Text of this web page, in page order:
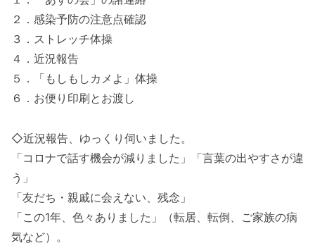
２．感染予防の注意点確認
３．ストレッチ体操
４．近況報告
５．「もしもしカメよ」体操
６．お便り印刷とお渡し
◇近況報告、ゆっくり伺いました。
「コロナで話す機会が減りました」「言葉の出やすさが違
う」
「友だち・親戚に会えない、残念」
「この1年、色々ありました」（転居、転倒、ご家族の病
気など）。